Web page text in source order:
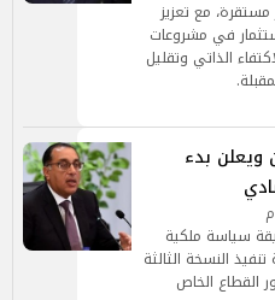
مستقرة، مع تعزيز
في مشروعات
الذاتي وتقليل
ويعلن بدء
سياسة ملكية
النسخة الثالثة
القطاع الخاص